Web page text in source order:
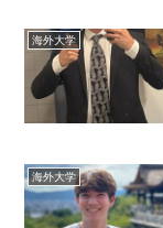
海外大学
海外大学